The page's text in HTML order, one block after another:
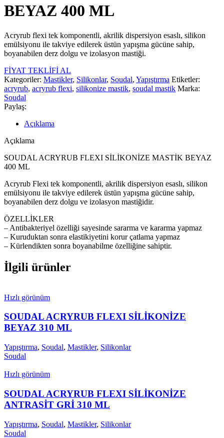
BEYAZ 400 ML
Acryrub flexi tek komponentli, akrilik dispersiyon esaslı, silikon
emülsiyonu ile takviye edilerek üstün yapışma gücüne sahip,
boyanabilen derz dolgu ve izolasyon mastiği.
FİYAT TEKLİFİ AL
Kategoriler: Mastikler, Silikonlar, Soudal, Yapıştırma Etiketler:
acryrub, acryrub flexi, silikonize mastik, soudal mastik Marka:
Soudal
Paylaş:
Açıklama
Açıklama
SOUDAL ACRYRUB FLEXI SİLİKONİZE MASTİK BEYAZ
400 ML
Acryrub Flexi tek komponentli, akrilik dispersiyon esaslı, silikon
emülsiyonu ile takviye edilerek üstün yapışma gücüne sahip,
boyanabilen derz dolgu ve izolasyon mastiğidir.
ÖZELLİKLER
– Antibakteriyel özelliği sayesinde sararma ve kararma yapmaz
– Kuruduktan sonra elastikiyetini korur çatlama yapmaz
– Kürlendikten sonra boyanabilme özelliğine sahiptir.
İlgili ürünler
Hızlı görünüm
SOUDAL ACRYRUB FLEXI SİLİKONİZE
BEYAZ 310 ML
Yapıştırma, Soudal, Mastikler, Silikonlar
Soudal
Hızlı görünüm
SOUDAL ACRYRUB FLEXI SİLİKONİZE
ANTRASİT GRİ 310 ML
Yapıştırma, Soudal, Mastikler, Silikonlar
Soudal